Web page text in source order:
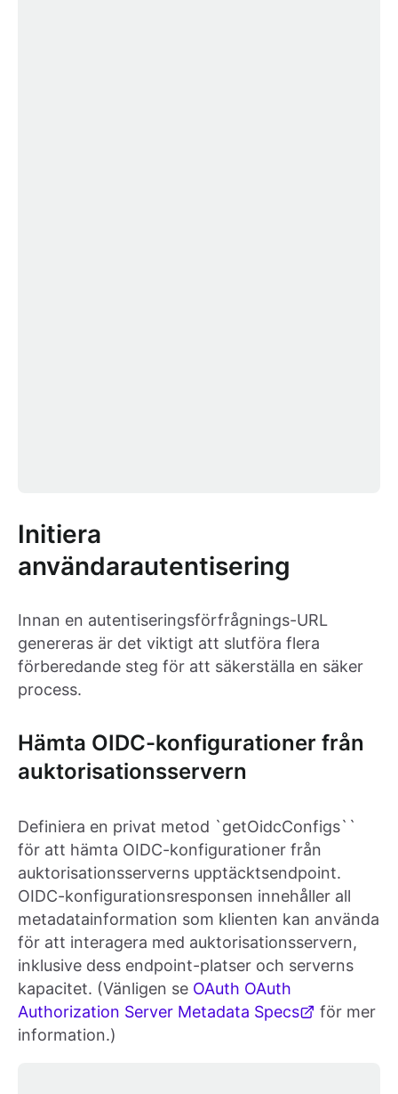
Initiera
användarautentisering
Innan en autentiseringsförfrågnings-URL
genereras är det viktigt att slutföra flera
förberedande steg för att säkerställa en säker
process.
Hämta OIDC-konfigurationer från
auktorisationsservern
Definiera en privat metod `getOidcConfigs``
för att hämta OIDC-konfigurationer från
auktorisationsserverns upptäcktsendpoint.
OIDC-konfigurationsresponsen innehåller all
metadatainformation som klienten kan använda
för att interagera med auktorisationsservern,
inklusive dess endpoint-platser och serverns
kapacitet. (Vänligen se OAuth OAuth
Authorization Server Metadata Specs
för mer
information.)